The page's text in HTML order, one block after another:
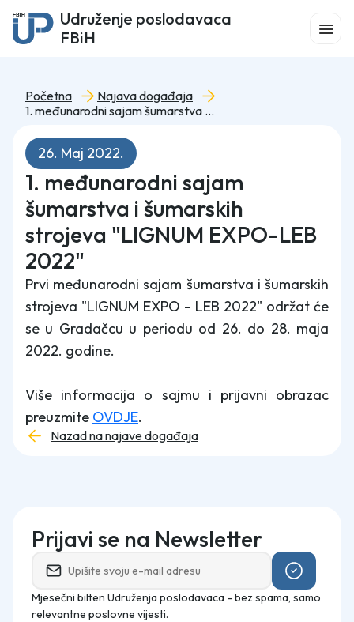
Udruženje poslodavaca
FBiH
Početna
Najava događaja
1. međunarodni sajam šumarstva i šumarskih strojeva "LIGNUM EXPO-LEB 2022"
26. Maj 2022.
1. međunarodni sajam
šumarstva i šumarskih
strojeva "LIGNUM EXPO-LEB
2022"
Prvi međunarodni sajam šumarstva i šumarskih
strojeva "LIGNUM EXPO - LEB 2022" održat će
se u Gradačcu u periodu od 26. do 28. maja
2022. godine.
Više informacija o sajmu i prijavni obrazac
preuzmite OVDJE.
Nazad na najave događaja
Prijavi se na Newsletter
Mjesečni bilten Udruženja poslodavaca - bez spama, samo
relevantne poslovne vijesti.